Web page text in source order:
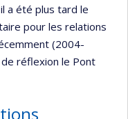
a été plus tard le
pour les relations
(2004-
réflexion le Pont